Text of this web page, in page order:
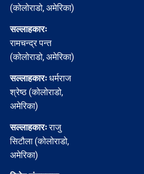
(कोलोराडो, अमेरिका)
सल्लाहकारः
रामचन्द्र पन्त
(कोलोराडो, अमेरिका)
सल्लाहकारःधर्मराज
श्रेष्ठ (कोलोराडो,
अमेरिका)
सल्लाहकारःराजु
सिटौला (कोलोराडो,
अमेरिका)